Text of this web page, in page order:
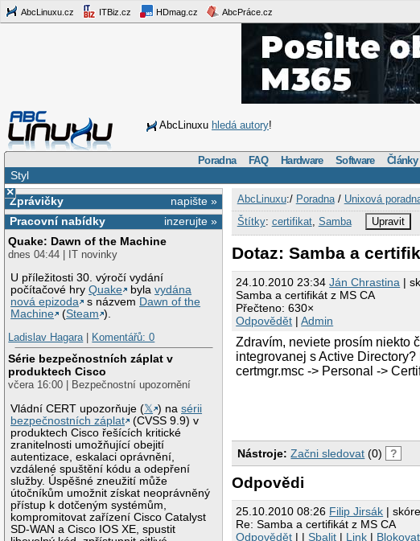
AbcLinuxu.cz ITBiz.cz HDmag.cz AbcPráce.cz
AbcLinuxu hledá autory!
Poradna FAQ Hardware Software Články
Styl
×
napište »
Zprávičky
inzerujte »
Pracovní nabídky
Quake: Dawn of the Machine
dnes 04:44 | IT novinky
U příležitosti 30. výročí vydání
počítačové hryQuake bylavydána
nová epizoda
s názvem Dawn of the
Machine
(Steam ).
Ladislav Hagara| Komentářů: 0
Série bezpečnostních záplat v
produktech Cisco
včera 16:00 | Bezpečnostní upozornění
Vládní CERT upozorňuje (𝕏 ) nasérii
bezpečnostních záplat
(CVSS 9.9) v
produktech Cisco řešících kritické
zranitelnosti umožňující obejití
autentizace, eskalaci oprávnění,
vzdálené spuštění kódu a odepření
služby. Úspěšné zneužití může
útočníkům umožnit získat neoprávněný
přístup k dotčeným systémům,
kompromitovat zařízení Cisco Catalyst
SD-WAN a Cisco IOS XE, spustit
AbcLinuxu:/ Poradna/ Unixová
Štítky: certifikat, Samba Upravit
Dotaz: Samba a
24.10.2010 23:34Ján Chrastina |
Samba a certifikát z MS CA
Přečteno: 630×
Odpovědět |Admin
Zdravím, neviete prosím niekto
integrovanej s Active
certmgr.msc -> Personal ->
Nástroje: Začni sledovat (0) ?
Odpovědi
25.10.2010 08:26 Filip Jirsák |
Re: Samba a certifikát z MS CA
Odpovědět | |Sbalit | Link | Blokovat